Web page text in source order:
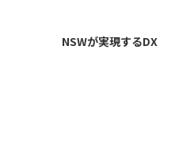
NSWが実現するDX